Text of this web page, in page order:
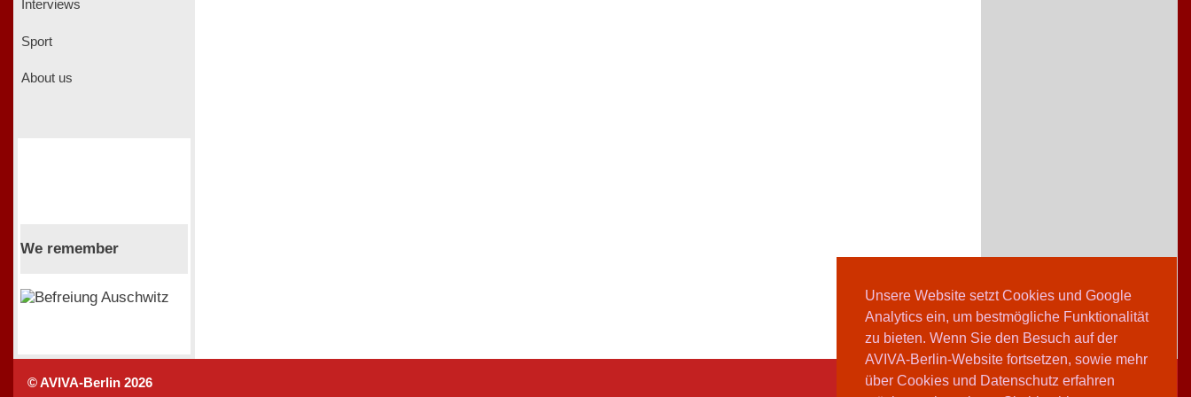
Unsere Website setzt Cookies und Google
Analytics ein, um bestmögliche Funktionalität
zu bieten. Wenn Sie den Besuch auf der
AVIVA-Berlin-Website fortsetzen, sowie mehr
über Cookies und Datenschutz erfahren
Interviews
Sport
About us
We remember
© AVIVA-Berlin 2026